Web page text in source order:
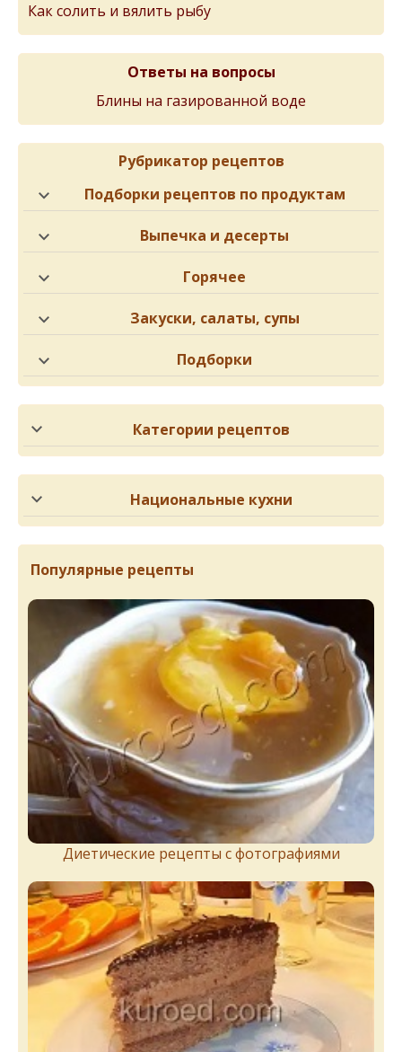
Как солить и вялить рыбу
Ответы на вопросы
Блины на газированной воде
Рубрикатор рецептов
Подборки рецептов по продуктам
Выпечка и десерты
Горячее
Закуски, салаты, супы
Подборки
Категории рецептов
Национальные кухни
Популярные рецепты
Диетические рецепты с фотографиями